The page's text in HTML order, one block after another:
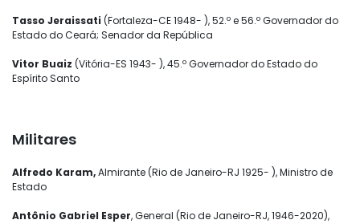
Tasso Jeraissati (Fortaleza-CE 1948- ), 52.º e 56.º Governador do
Estado do Ceará; Senador da República
Vitor Buaiz (Vitória-ES 1943- ), 45.º Governador do Estado do
Espírito Santo
Militares
Alfredo Karam,Almirante (Rio de Janeiro-RJ 1925- ), Ministro de
Estado
Antônio Gabriel Esper, General (Rio de Janeiro-RJ, 1946-2020),